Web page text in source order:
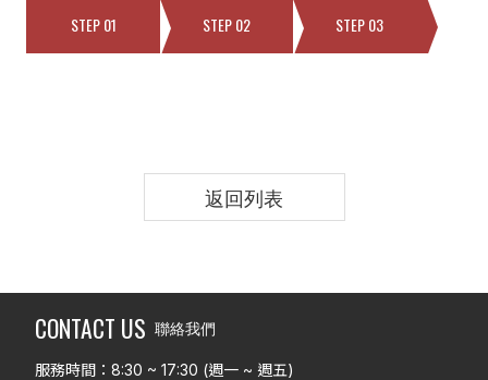
STEP 01 STEP 02 STEP 03
返回列表
CONTACT US 聯絡我們
服務時間：8:30 ~ 17:30 (週一 ~ 週五)